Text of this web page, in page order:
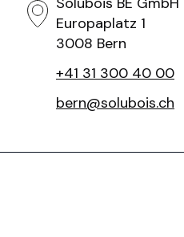
Europaplatz 1
3008 Bern
+41 31 300 40 00
bern@solubois.ch